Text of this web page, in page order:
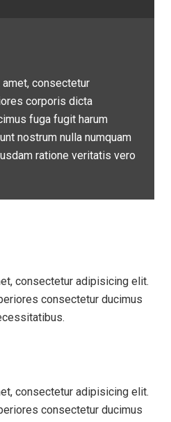
consectetur
corporis dicta
fuga fugit harum
nostrum nulla numquam
ratione veritatis vero
consectetur adipisicing elit.
consectetur ducimus
consectetur adipisicing elit.
consectetur ducimus